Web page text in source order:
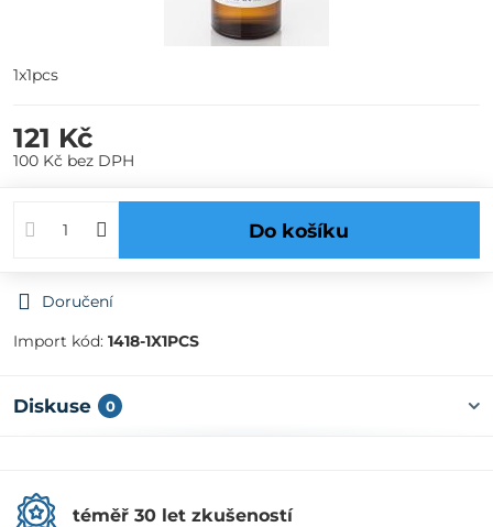
1x1pcs
121 Kč
100 Kč bez DPH
Do košíku
Doručení
Import kód: 1418-1X1PCS
Diskuse 0
téměř 30 let zkušeností